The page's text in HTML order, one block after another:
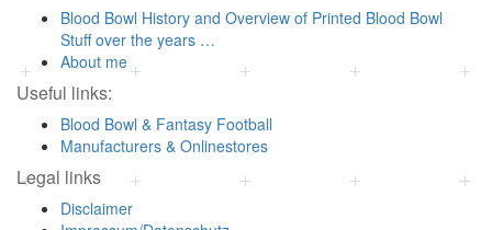
Blood Bowl History and Overview of Printed Blood Bowl
Stuff over the years …
About me
Useful links:
Blood Bowl & Fantasy Football
Manufacturers & Onlinestores
Legal links
Disclaimer